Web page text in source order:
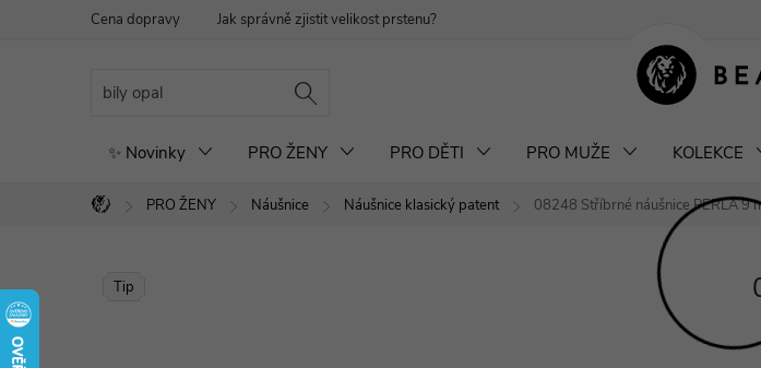
Cena dopravy Jak správně zjistit velikost prstenu?
✨ Novinky PRO ŽENY PRO DĚTI PRO MUŽE KOLEKCE
Domů
PRO ŽENY Náušnice Náušnice klasický patent 08248 Stříbrné náušnice PERLA 9
Tip